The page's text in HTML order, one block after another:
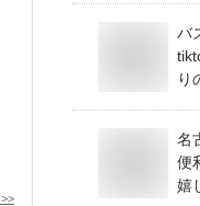
>>
バ
り
名
便
嬉